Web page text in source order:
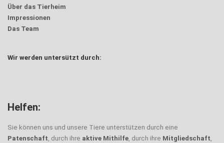
Über das Tierheim
Impressionen
Das Team
Wir werden untersützt durch:
Helfen:
Sie können uns und unsere Tiere unterstützen durch eine
Patenschaft, durch ihre aktive Mithilfe, durch ihre Mitgliedschaft,